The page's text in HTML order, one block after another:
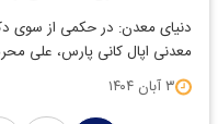
دنیای معدن: در حکمی از سوی
معدنی اپال کانی پارس، علی
۳ آبان ۱۴۰۴